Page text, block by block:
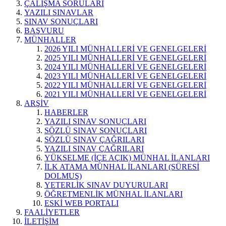
ÇALIŞMA SORULARI
YAZILI SINAVLAR
SINAV SONUÇLARI
BAŞVURU
MÜNHALLER
2026 YILI MÜNHALLERİ VE GENELGELERİ
2025 YILI MÜNHALLERİ VE GENELGELERİ
2024 YILI MÜNHALLERİ VE GENELGELERİ
2023 YILI MÜNHALLERİ VE GENELGELERİ
2022 YILI MÜNHALLERİ VE GENELGELERİ
2021 YILI MÜNHALLERİ VE GENELGELERİ
ARŞİV
HABERLER
YAZILI SINAV SONUÇLARI
SÖZLÜ SINAV SONUÇLARI
SÖZLÜ SINAV ÇAĞRILARI
YAZILI SINAV ÇAĞRILARI
YÜKSELME (İÇE AÇIK) MÜNHAL İLANLARI
İLK ATAMA MÜNHAL İLANLARI (SÜRESİ
DOLMUŞ)
YETERLİK SINAV DUYURULARI
ÖĞRETMENLİK MÜNHAL İLANLARI
ESKİ WEB PORTALI
FAALİYETLER
İLETİŞİM